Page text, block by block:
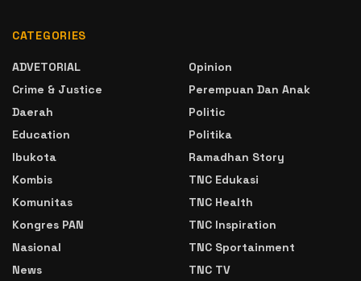
CATEGORIES
ADVETORIAL
Crime & Justice
Daerah
Education
Ibukota
Kombis
Komunitas
Kongres PAN
Nasional
News
Opinion
Perempuan Dan Anak
Politic
Politika
Ramadhan Story
TNC Edukasi
TNC Health
TNC Inspiration
TNC Sportainment
TNC TV